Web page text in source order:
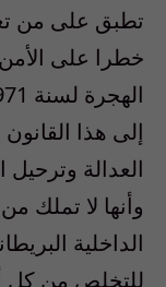
تطبق على من
خطرا على الأمن
إلى هذا القانون
العدالة
وأنها لا تملك
الداخلية
للتخلص من كل